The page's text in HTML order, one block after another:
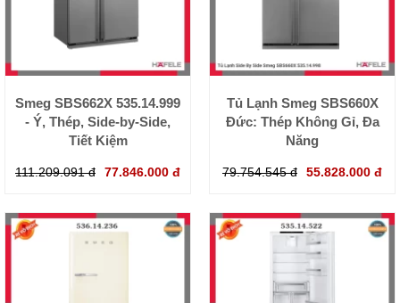
Smeg SBS662X 535.14.999
- Ý, Thép, Side-by-Side,
Tiết Kiệm
111.209.091 đ 77.846.000 đ
Tủ Lạnh Smeg SBS660X
Đức: Thép Không Gỉ, Đa
Năng
79.754.545 đ 55.828.000 đ